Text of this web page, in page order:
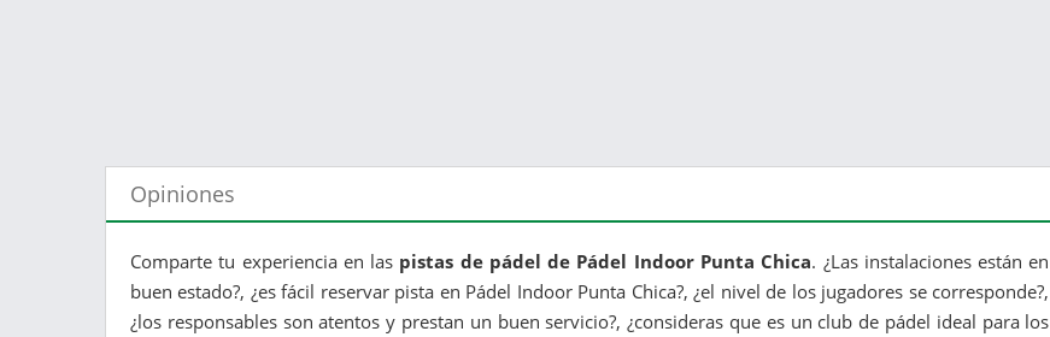
Opiniones
Comparte tu experiencia en las pistas de pádel de Pádel Indoor Punta Chica​. ¿Las instalaciones están en
buen estado?, ¿es fácil reservar pista en Pádel Indoor Punta Chica​?, ¿el nivel de los jugadores se corresponde?,
¿los responsables son atentos y prestan un buen servicio?, ¿consideras que es un club de pádel ideal para los